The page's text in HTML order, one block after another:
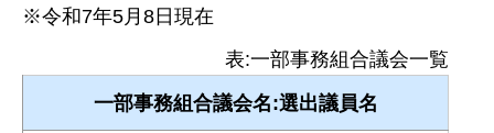
※令和7年5月8日現在
表:一部事務組合議会一覧
一部事務組合議会名:選出議員名